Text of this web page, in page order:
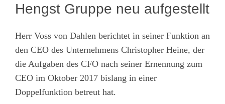
Hengst Gruppe neu aufgestellt
Herr Voss von Dahlen berichtet in seiner Funktion an
den CEO des Unternehmens Christopher Heine, der
die Aufgaben des CFO nach seiner Ernennung zum
CEO im Oktober 2017 bislang in einer
Doppelfunktion betreut hat.